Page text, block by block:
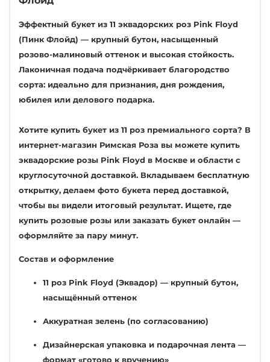
Эффектный букет из 11 эквадорских роз Pink Floyd
(Пинк Флойд) — крупный бутон, насыщенный
розово-малиновый оттенок и высокая стойкость.
Лаконичная подача подчёркивает благородство
сорта: идеально для признания, дня рождения,
юбилея или делового подарка.
Хотите купить букет из 11 роз премиального сорта? В
интернет-магазин Римская Роза вы можете купить
эквадорские розы Pink Floyd в Москве и области с
круглосуточной доставкой. Вкладываем бесплатную
открытку, делаем фото букета перед доставкой,
чтобы вы видели итоговый результат. Ищете, где
купить розовые розы или заказать букет онлайн —
оформляйте за пару минут.
Состав и оформление
11 роз Pink Floyd (Эквадор) — крупный бутон,
насыщённый оттенок
Аккуратная зелень (по согласованию)
Дизайнерская упаковка и подарочная лента —
формат «готово к вручению»